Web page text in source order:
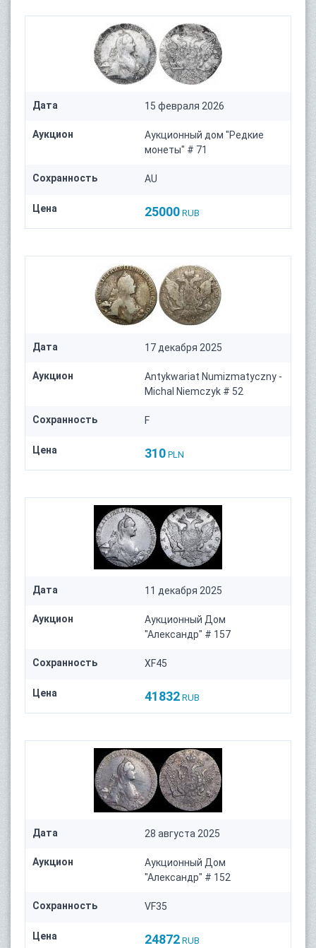
Дата 15 февраля 2026
Аукцион
Аукционный дом "Редкие
монеты" # 71
Сохранность AU
Цена 25000 RUB
Дата 17 декабря 2025
Аукцион
Antykwariat Numizmatyczny -
Michal Niemczyk # 52
Сохранность F
Цена 310 PLN
Дата 11 декабря 2025
Аукцион
Аукционный Дом
"Александр" # 157
Сохранность XF45
Цена 41832 RUB
Дата 28 августа 2025
Аукцион
Аукционный Дом
"Александр" # 152
Сохранность VF35
Цена 24872 RUB